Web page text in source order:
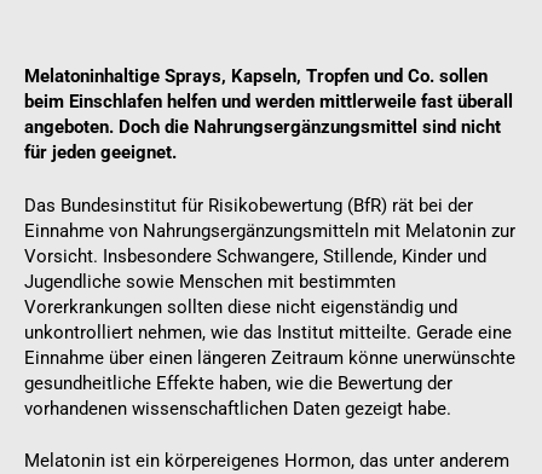
Melatoninhaltige Sprays, Kapseln, Tropfen und Co. sollen
beim Einschlafen helfen und werden mittlerweile fast überall
angeboten. Doch die Nahrungsergänzungsmittel sind nicht
für jeden geeignet.
Das Bundesinstitut für Risikobewertung (BfR) rät bei der
Einnahme von Nahrungsergänzungsmitteln mit Melatonin zur
Vorsicht. Insbesondere Schwangere, Stillende, Kinder und
Jugendliche sowie Menschen mit bestimmten
Vorerkrankungen sollten diese nicht eigenständig und
unkontrolliert nehmen, wie das Institut mitteilte. Gerade eine
Einnahme über einen längeren Zeitraum könne unerwünschte
gesundheitliche Effekte haben, wie die Bewertung der
vorhandenen wissenschaftlichen Daten gezeigt habe.
Melatonin ist ein körpereigenes Hormon, das unter anderem